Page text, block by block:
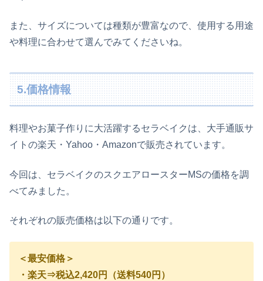
また、サイズについては種類が豊富なので、使用する用途
や料理に合わせて選んでみてくださいね。
5.価格情報
料理やお菓子作りに大活躍するセラベイクは、大手通販サ
イトの楽天・Yahoo・Amazonで販売されています。
今回は、セラベイクのスクエアロースターMSの価格を調
べてみました。
それぞれの販売価格は以下の通りです。
＜最安価格＞
・楽天⇒税込2,420円（送料540円）